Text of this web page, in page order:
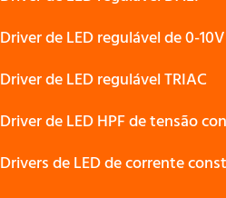
Driver de LED regulável de 0-10V
Driver de LED regulável TRIAC
Driver de LED HPF de tensão
Drivers de LED de corrente